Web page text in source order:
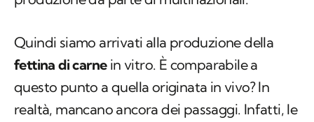
Quindi siamo arrivati alla produzione della
fettina di carnein vitro. È comparabile a
questo punto a quella originata in vivo? In
realtà, mancano ancora dei passaggi. Infatti, le